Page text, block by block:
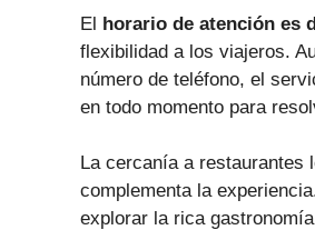
El horario de atención es
flexibilidad a los viajeros.
número de teléfono, el
en todo momento para
La cercanía a
complementa la
explorar la rica